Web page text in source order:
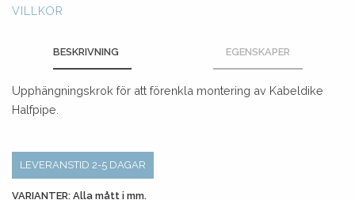
VILLKOR
BESKRIVNING EGENSKAPER
Upphängningskrok för att förenkla montering av Kabeldike
Halfpipe.
LEVERANSTID 2-5 DAGAR
VARIANTER: Alla mått i mm.